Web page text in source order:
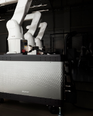
一部をつくる仕事
いく？
ュートラルを現実に